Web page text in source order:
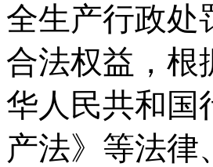
全生产行政处
合法权益，根
华人民共和国
产法》等法律